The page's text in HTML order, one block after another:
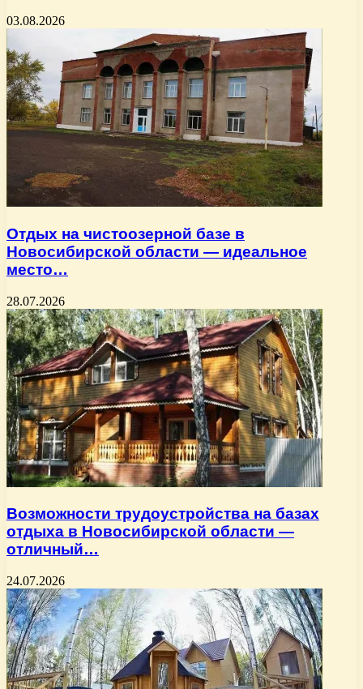
03.08.2026
Отдых на чистоозерной базе в
Новосибирской области — идеальное
место…
28.07.2026
Возможности трудоустройства на базах
отдыха в Новосибирской области —
отличный…
24.07.2026